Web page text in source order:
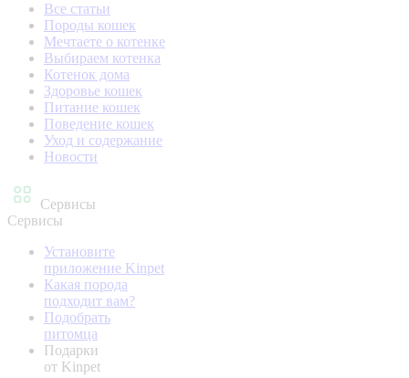
Все статьи
Породы кошек
Мечтаете о котенке
Выбираем котенка
Котенок дома
Здоровье кошек
Питание кошек
Поведение кошек
Уход и содержание
Новости
Сервисы
Сервисы
Установите
приложение Kinpet
Какая порода
подходит вам?
Подобрать
питомца
Подарки
от Kinpet